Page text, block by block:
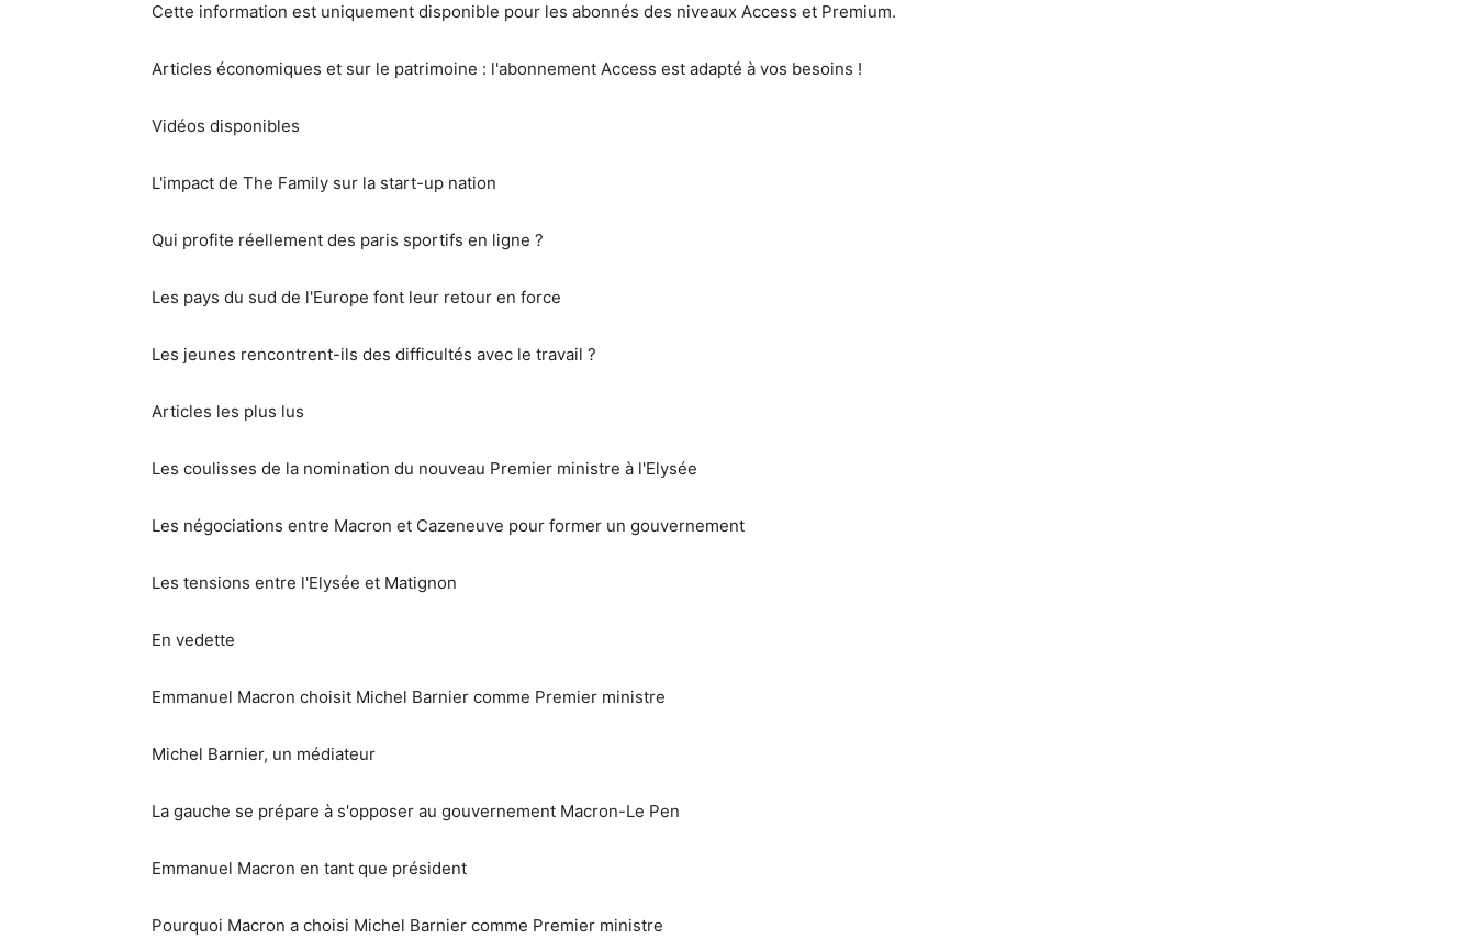
Cette information est uniquement disponible pour les abonnés des niveaux Access et Premium.
Articles économiques et sur le patrimoine : l'abonnement Access est adapté à vos besoins !
Vidéos disponibles
L'impact de The Family sur la start-up nation
Qui profite réellement des paris sportifs en ligne ?
Les pays du sud de l'Europe font leur retour en force
Les jeunes rencontrent-ils des difficultés avec le travail ?
Articles les plus lus
Les coulisses de la nomination du nouveau Premier ministre à l'Elysée
Les négociations entre Macron et Cazeneuve pour former un gouvernement
Les tensions entre l'Elysée et Matignon
En vedette
Emmanuel Macron choisit Michel Barnier comme Premier ministre
Michel Barnier, un médiateur
La gauche se prépare à s'opposer au gouvernement Macron-Le Pen
Emmanuel Macron en tant que président
Pourquoi Macron a choisi Michel Barnier comme Premier ministre